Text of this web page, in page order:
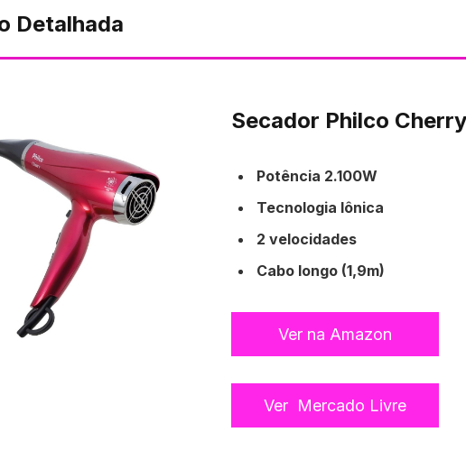
Detalhada
Secador Philco Cherry
Potência 2.100W
Tecnologia Iônica
2 velocidades
Cabo longo (1,9m)
Ver na Amazon
Ver  Mercado Livre